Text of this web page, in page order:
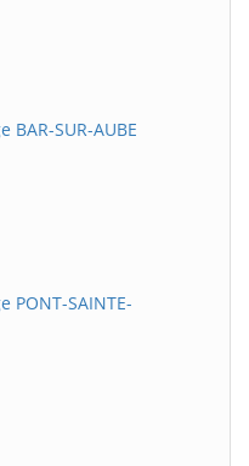
SUR-AUBE
SAINTE-